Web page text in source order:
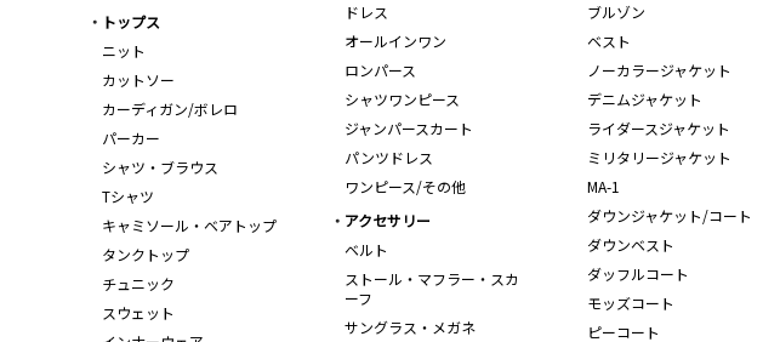
トップス
ニット
カットソー
カーディガン/ボレロ
パーカー
シャツ・ブラウス
Tシャツ
キャミソール・ベアトップ
タンクトップ
チュニック
スウェット
ドレス
オールインワン
ロンパース
シャツワンピース
ジャンパースカート
パンツドレス
ワンピース/その他
ブルゾン
ベスト
ノーカラージャケット
デニムジャケット
ライダースジャケット
ミリタリージャケット
MA-1
ダウンジャケット/コート
ダウンベスト
ダッフルコート
モッズコート
ピーコート
アクセサリー
ベルト
ストール・マフラー・スカ
ーフ
サングラス・メガネ